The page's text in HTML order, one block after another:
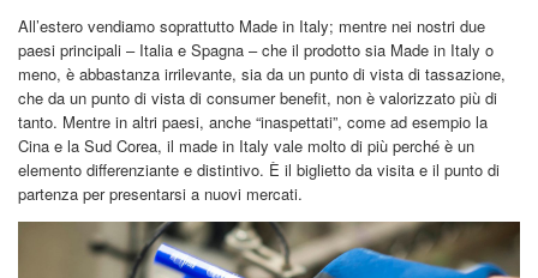
All’estero vendiamo soprattutto Made in Italy; mentre nei nostri due
paesi principali – Italia e Spagna – che il prodotto sia Made in Italy o
meno, è abbastanza irrilevante, sia da un punto di vista di tassazione,
che da un punto di vista di consumer benefit, non è valorizzato più di
tanto. Mentre in altri paesi, anche “inaspettati”, come ad esempio la
Cina e la Sud Corea, il made in Italy vale molto di più perché è un
elemento differenziante e distintivo. È il biglietto da visita e il punto di
partenza per presentarsi a nuovi mercati.